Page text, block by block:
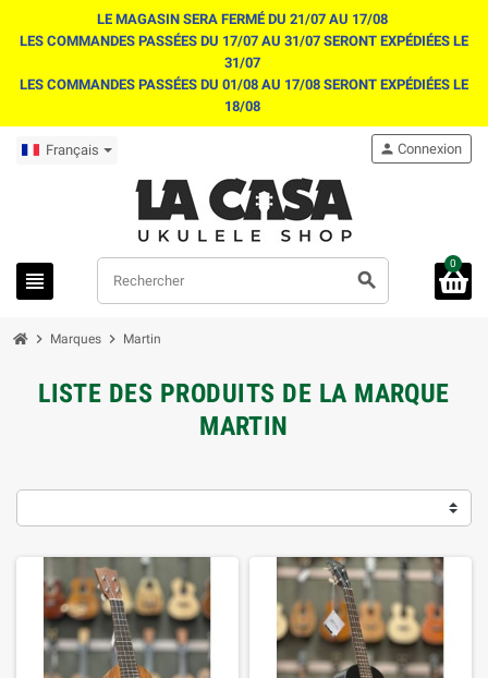
LE MAGASIN SERA FERMÉ DU 21/07 AU 17/08
LES COMMANDES PASSÉES DU 17/07 AU 31/07 SERONT EXPÉDIÉES LE
31/07
LES COMMANDES PASSÉES DU 01/08 AU 17/08 SERONT EXPÉDIÉES LE
18/08
Français
view_headline search
person Connexion
0
chevron_right Marques chevron_right Martin
LISTE DES PRODUITS DE LA MARQUE
MARTIN